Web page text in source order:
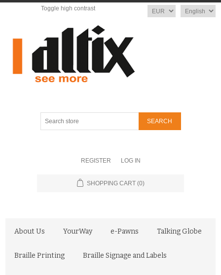
Language
Currency
Toggle high contrast
REGISTER LOG IN
SHOPPING CART (0)
About Us YourWay e-Pawns Talking Globe
Braille Printing Braille Signage and Labels